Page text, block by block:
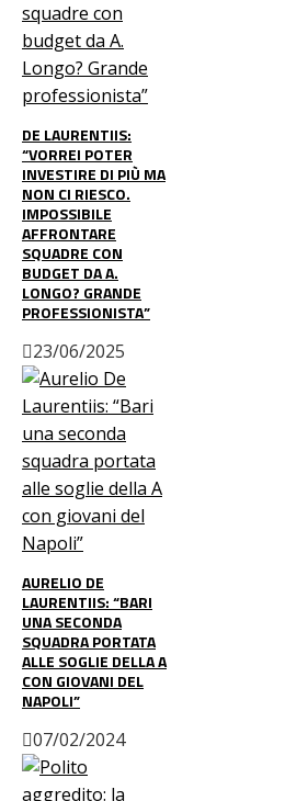
DE LAURENTIIS:
“VORREI POTER
INVESTIRE DI PIÙ MA
NON CI RIESCO.
IMPOSSIBILE
AFFRONTARE
SQUADRE CON
BUDGET DA A.
LONGO? GRANDE
PROFESSIONISTA”
23/06/2025
AURELIO DE
LAURENTIIS: “BARI
UNA SECONDA
SQUADRA PORTATA
ALLE SOGLIE DELLA A
CON GIOVANI DEL
NAPOLI”
07/02/2024